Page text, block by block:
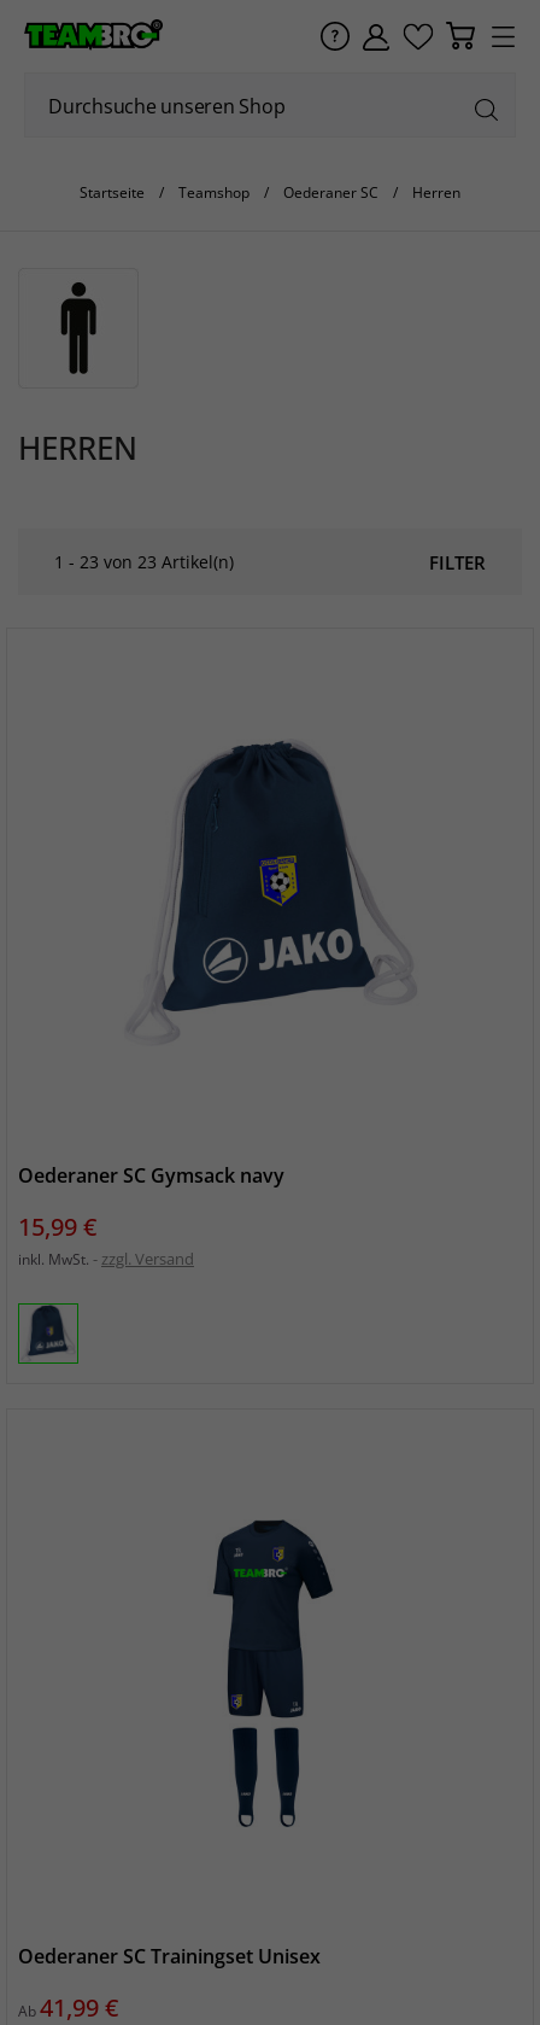
Startseite Teamshop Oederaner SC Herren
HERREN
FILTER
1 - 23 von 23 Artikel(n)
Oederaner SC Gymsack navy
Preis
15,99 €
inkl. MwSt. zzgl. Versand
Oederaner SC Trainingset Unisex
AbPreis
41,99 €